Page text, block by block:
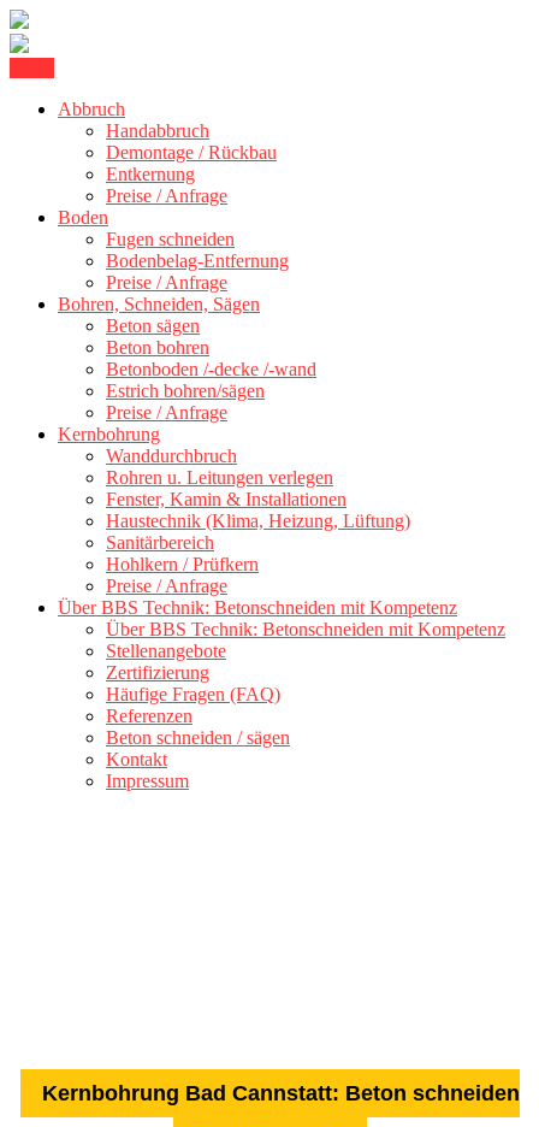
content
BBS Technik GmbH
300 kmAbbruch
Handabbruch
Demontage / Rückbau
Entkernung
Preise / Anfrage
Boden
Fugen schneiden
Bodenbelag-Entfernung
Preise / Anfrage
Bohren, Schneiden, Sägen
Beton sägen
Beton bohren
Betonboden /-decke /-wand
Estrich bohren/sägen
Preise / Anfrage
Kernbohrung
Wanddurchbruch
Rohren u. Leitungen verlegen
Fenster, Kamin & Installationen
Haustechnik (Klima, Heizung, Lüftung)
Sanitärbereich
Hohlkern / Prüfkern
Preise / Anfrage
Über BBS Technik: Betonschneiden mit Kompetenz
Über BBS Technik: Betonschneiden mit Kompetenz
Stellenangebote
Zertifizierung
Häufige Fragen (FAQ)
Referenzen
Beton schneiden / sägen
Kontakt
Impressum
Kernbohrung Bad Cannstatt: Beton schneiden